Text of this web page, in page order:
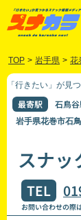
TOP > 岩手県 > 花
「行きたい」が見
最寄駅 石鳥
岩手県花巻市石
スナ
TEL
お問い合わせの際